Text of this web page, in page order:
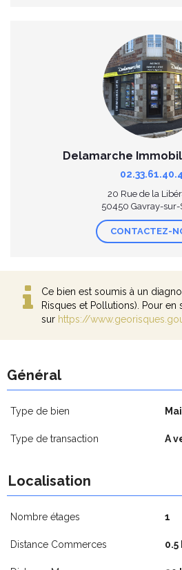
Delamarche
20 Rue de la
50450 Gavray-sur-
CONTACTEZ-
Ce bien est soumis à un
Risques et Pollutions). Pour
sur https://
Général
Type de bien
Type de transaction A
Localisation
Nombre étages 1
Distance Commerces 0.5